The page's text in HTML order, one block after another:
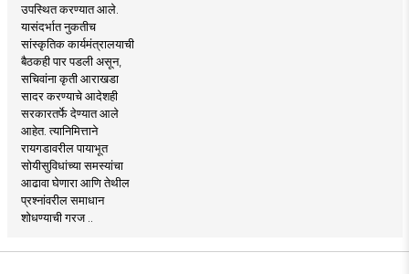
उपस्थित करण्यात आले.
यासंदर्भात नुकतीच
सांस्कृतिक कार्यमंत्रालयाची
बैठकही पार पडली असून,
सचिवांना कृती आराखडा
सादर करण्याचे आदेशही
सरकारतर्फे देण्यात आले
आहेत. त्यानिमित्ताने
रायगडावरील पायाभूत
सोयीसुविधांच्या समस्यांचा
आढावा घेणारा आणि तेथील
प्रश्नांवरील समाधान
शोधण्याची गरज ..